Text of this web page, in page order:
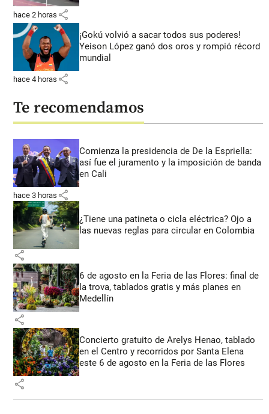
hace 2 horas share
¡Gokú volvió a sacar todos sus poderes!
Yeison López ganó dos oros y rompió récord
mundial
hace 4 horas share
Te recomendamos
Comienza la presidencia de De la Espriella:
así fue el juramento y la imposición de banda
en Cali
hace 3 horas share
¿Tiene una patineta o cicla eléctrica? Ojo a
las nuevas reglas para circular en Colombia
share
6 de agosto en la Feria de las Flores: final de
la trova, tablados gratis y más planes en
Medellín
share
Concierto gratuito de Arelys Henao, tablado
en el Centro y recorridos por Santa Elena
este 6 de agosto en la Feria de las Flores
share